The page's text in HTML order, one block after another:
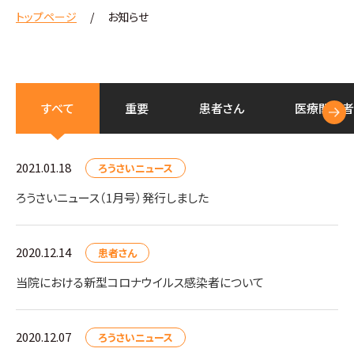
トップページ お知らせ
すべて 重要 患者さん 医療関係
2021.01.18 ろうさいニュース
ろうさいニュース（1月号）発行しました
2020.12.14 患者さん
当院における新型コロナウイルス感染者について
2020.12.07 ろうさいニュース